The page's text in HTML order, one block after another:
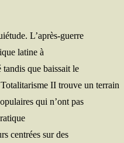
L’après-guerre
latine à
tan­dis que bais­sait le
II trouve un terrain
qui n’ont pas
cen­trées sur des